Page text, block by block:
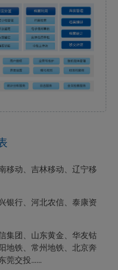
移动、吉林移动、辽宁移
银行、河北农信、泰康资
集团、山东黄金、华友钴
地铁、常州地铁、北京奔
莞交投……